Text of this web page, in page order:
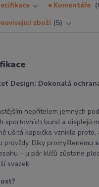
Komentáře
zboží 5
Design: Dokonalá
nepřítelem jemných
sportovních bund a displejů
ušitá kapsička vznikla proto,
Díky promyšlenému
– u pár klíčů zůstane
svazek.